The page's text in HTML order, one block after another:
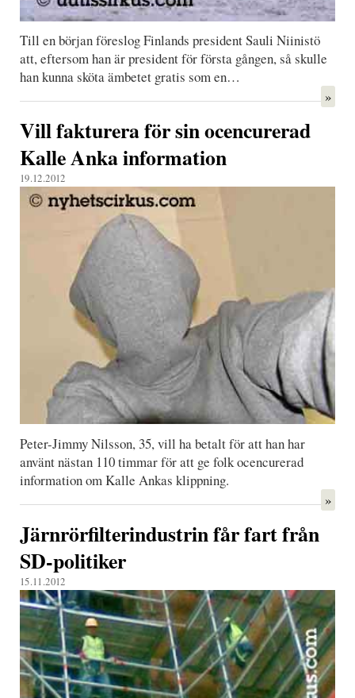
Till en början föreslog Finlands president Sauli Niinistö
att, eftersom han är president för första gången, så skulle
han kunna sköta ämbetet gratis som en…
»
Vill fakturera för sin ocencurerad
Kalle Anka information
19.12.2012
Peter-Jimmy Nilsson, 35, vill ha betalt för att han har
använt nästan 110 timmar för att ge folk ocencurerad
information om Kalle Ankas klippning.
»
Järnrörfilterindustrin får fart från
SD-politiker
15.11.2012